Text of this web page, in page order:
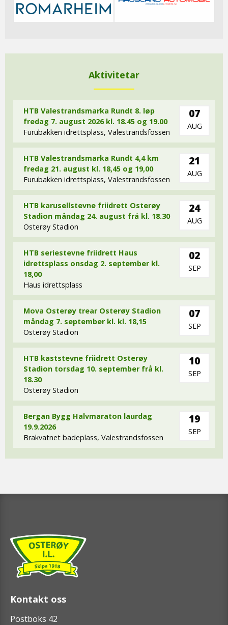
Aktivitetar
HTB Valestrandsmarka Rundt 8. løp
fredag 7. august 2026 kl. 18.45 og 19.00
Furubakken idrettsplass, Valestrandsfossen
07
AUG
HTB Valestrandsmarka Rundt 4,4 km
fredag 21. august kl. 18,45 og 19,00
Furubakken idrettsplass, Valestrandsfossen
21
AUG
HTB karusellstevne friidrett Osterøy
Stadion måndag 24. august frå kl. 18.30
Osterøy Stadion
24
AUG
HTB seriestevne friidrett Haus
idrettsplass onsdag 2. september kl.
18,00
Haus idrettsplass
02
SEP
Mova Osterøy trear Osterøy Stadion
måndag 7. september kl. kl. 18,15
Osterøy Stadion
07
SEP
HTB kaststevne friidrett Osterøy
Stadion torsdag 10. september frå kl.
18.30
Osterøy Stadion
10
SEP
Bergan Bygg Halvmaraton laurdag
19.9.2026
Brakvatnet badeplass, Valestrandsfossen
19
SEP
Kontakt oss
Postboks 42